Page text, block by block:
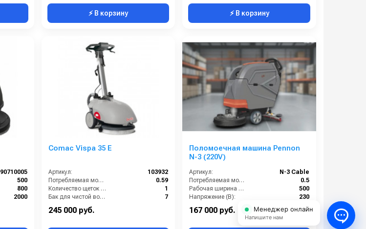
⚡ В корзину ⚡ В корзину
90710005
500
800
2000
Comac Vispa 35 Е
Артикул:
103932
Потребляемая мощность (кВт):
0.59
Количество щеток (шт):
1
Бак для чистой воды (л):
7
245 000 руб.
Поломоечная машина Pennon
N-3 (220V)
Артикул:
N-3 Cable
Потребляемая мощность (кВт):
0.5
Рабочая ширина щеток (мм):
500
Напряжение (В):
230
167 000 руб. Менеджер онлайн
Напишите нам